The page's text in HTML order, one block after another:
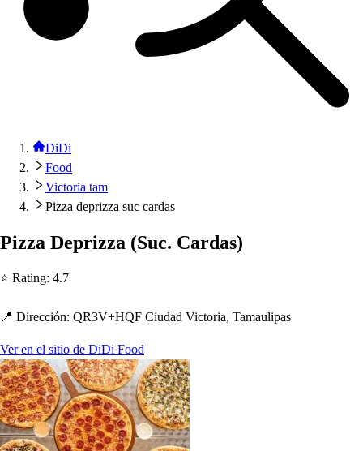
DiDi
Food
Victoria tam
Pizza deprizza suc cardas
Pizza Deprizza (Suc. Cardas)
⭐ Rating: 4.7
📍 Dirección: QR3V+HQF Ciudad Victoria, Tamaulipas
Ver en el sitio de DiDi Food